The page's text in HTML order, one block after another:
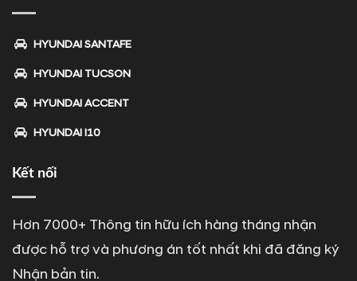
HYUNDAI SANTAFE
HYUNDAI TUCSON
HYUNDAI ACCENT
HYUNDAI I10
Kết nối
Hơn 7000+ Thông tin hữu ích hàng tháng nhận
được hỗ trợ và phương án tốt nhất khi đã đăng ký
Nhận bản tin.